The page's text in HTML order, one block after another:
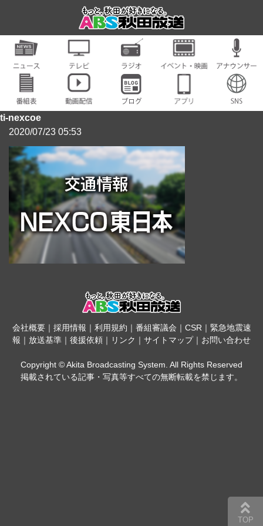
ti-nexcoe
2020/07/23 05:53
会社概要｜ 採用情報 ｜ 利用規約 ｜ 番組審議会 ｜ CSR｜ 緊急地震速
報 ｜ 放送基準 ｜ 後援依頼 ｜ リンク ｜ サイトマップ｜ お問い合わせ
Copyright © Akita Broadcasting System. All Rights Reserved
掲載されている記事・写真等すべての無断転載を禁じます。